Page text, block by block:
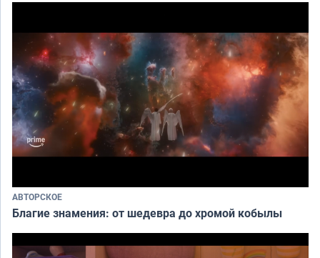
АВТОРСКОЕ
Благие знамения: от шедевра до хромой кобылы